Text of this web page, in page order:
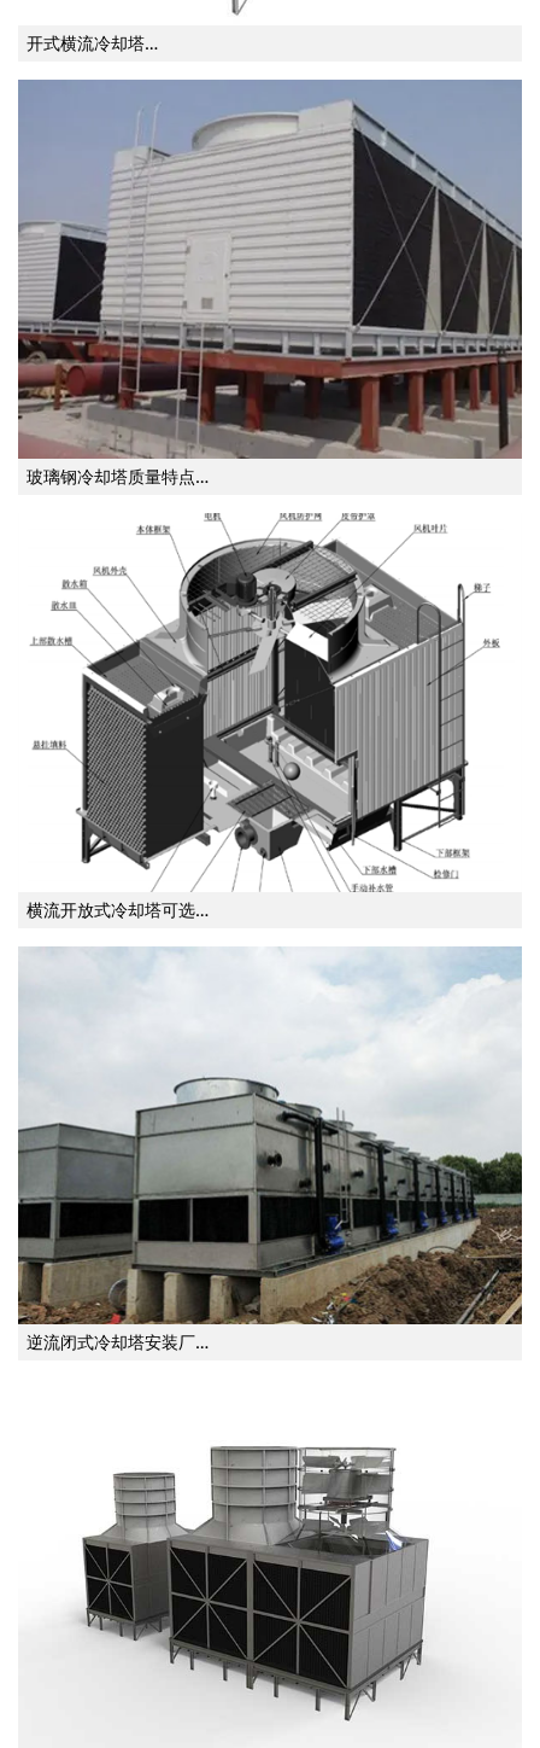
开式横流冷却塔…
玻璃钢冷却塔质量特点…
横流开放式冷却塔可选…
逆流闭式冷却塔安装厂…